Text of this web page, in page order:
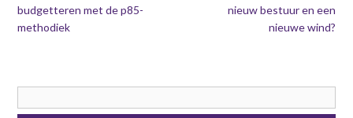
budgetteren met de p85-
methodiek
nieuw bestuur en een
nieuwe wind?